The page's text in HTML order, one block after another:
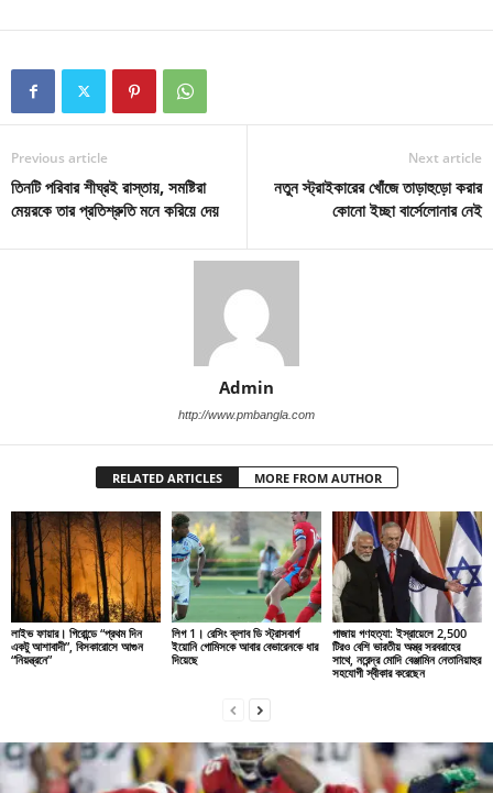
Previous article
তিনটি পরিবার শীঘ্রই রাস্তায়, সমষ্টিরা
মেয়রকে তার প্রতিশ্রুতি মনে করিয়ে দেয়
Next article
নতুন স্ট্রাইকারের খোঁজে তাড়াহুড়ো করার
কোনো ইচ্ছা বার্সেলোনার নেই
Admin
http://www.pmbangla.com
RELATED ARTICLES MORE FROM AUTHOR
লাইভ ফায়ার। গিরোন্ডে “প্রথম দিন
একটু আশাবাদী”, বিসকারোসে আগুন
“নিয়ন্ত্রনে”
লিগ 1। রেসিং ক্লাব ডি স্ট্রাসবার্গ
ইয়োনি গোমিসকে আবার বেভারেনকে ধার
দিয়েছে
গাজায় গণহত্যা: ইস্রায়েলে 2,500
টিরও বেশি ভারতীয় অস্ত্র সরবরাহের
সাথে, নরেন্দ্র মোদি বেঞ্জামিন নেতানিয়াহুর
সহযোগী স্বীকার করেছেন